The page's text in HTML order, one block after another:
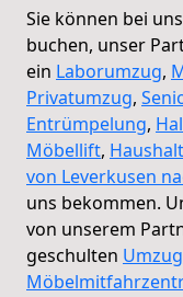
Sie können bei
buchen, unser
ein Laborumzug,
Privatumzug,
Entrümpelung,
Möbellift,
von Leverkusen
uns bekommen.
von unserem
geschulten